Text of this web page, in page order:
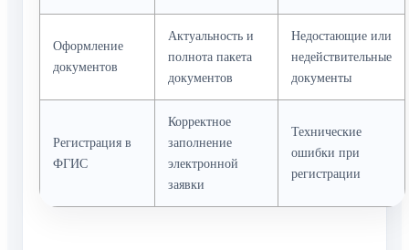
Оформление
документов
Актуальность и
полнота пакета
документов
Недостающие или
недействительные
документы
Регистрация в
ФГИС
Корректное
заполнение
электронной
заявки
Технические
ошибки при
регистрации